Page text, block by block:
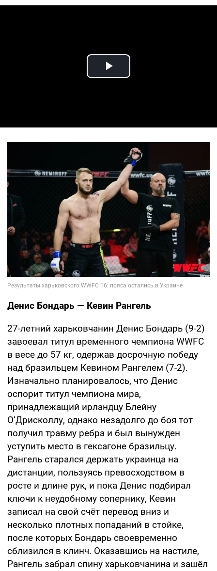
Play Video
Денис Бондарь — Кевин Рангель
27-летний харьковчанин Денис Бондарь (9-2)
завоевал титул временного чемпиона WWFC
в весе до 57 кг, одержав досрочную победу
над бразильцем Кевином Рангелем (7-2).
Изначально планировалось, что Денис
оспорит титул чемпиона мира,
принадлежащий ирландцу Блейну
О’Дрисколлу, однако незадолго до боя тот
получил травму ребра и был вынужден
уступить место в гексагоне бразильцу.
Рангель старался держать украинца на
дистанции, пользуясь превосходством в
росте и длине рук, и пока Денис подбирал
ключи к неудобному сопернику, Кевин
записал на свой счёт перевод вниз и
несколько плотных попаданий в стойке,
после которых Бондарь своевременно
сблизился в клинч. Оказавшись на настиле,
Рангель забрал спину харьковчанина и зашёл